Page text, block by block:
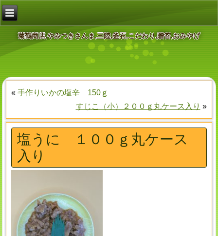
菊鶴商店,やみつきさんま,三陸,釜石,こだわり,贈答,おみやげ
«手作りいかの塩辛 150ｇ
すじこ（小）２００ｇ丸ケース入り »
塩うに １００ｇ丸ケース
入り